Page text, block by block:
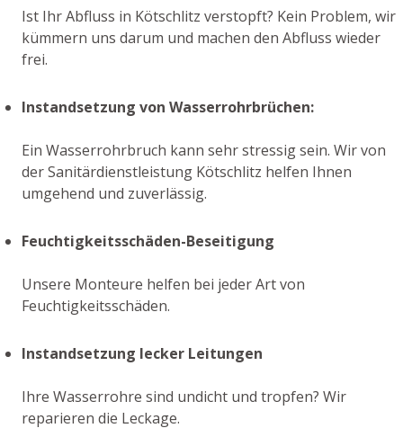
Ist Ihr Abfluss in Kötschlitz verstopft? Kein Problem, wir
kümmern uns darum und machen den Abfluss wieder
frei.
Instandsetzung von Wasserrohrbrüchen:
Ein Wasserrohrbruch kann sehr stressig sein. Wir von
der Sanitärdienstleistung Kötschlitz helfen Ihnen
umgehend und zuverlässig.
Feuchtigkeitsschäden-Beseitigung
Unsere Monteure helfen bei jeder Art von
Feuchtigkeitsschäden.
Instandsetzung lecker Leitungen
Ihre Wasserrohre sind undicht und tropfen? Wir
reparieren die Leckage.